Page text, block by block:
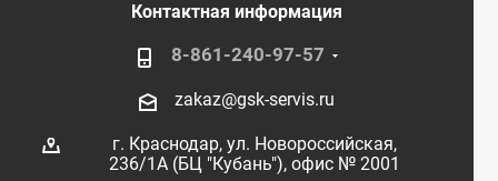
Контактная информация
8-861-240-97-57
zakaz@gsk-servis.ru
г. Краснодар, ул. Новороссийская,
236/1А (БЦ "Кубань"), офис № 2001